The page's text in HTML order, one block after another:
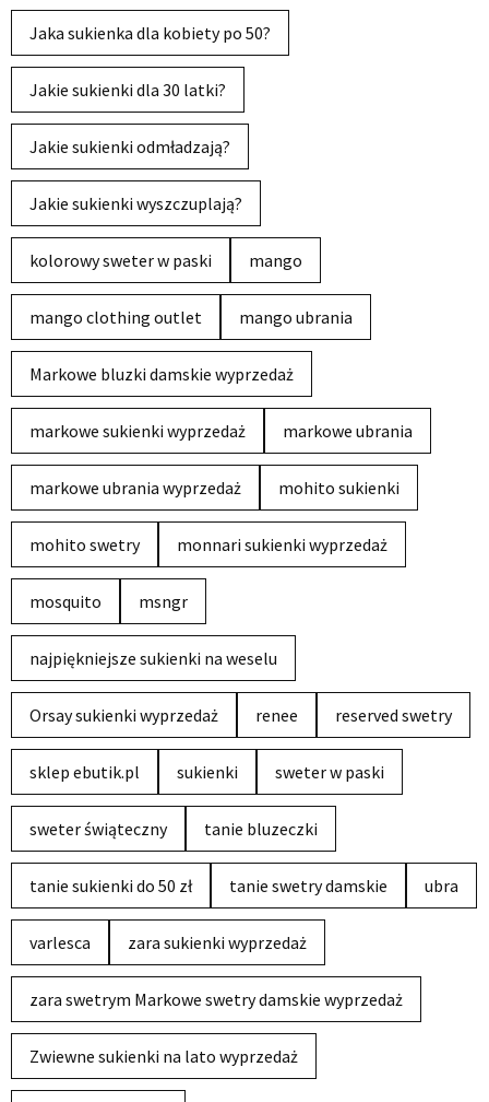
Jaka sukienka dla kobiety po 50?
Jakie sukienki dla 30 latki?
Jakie sukienki odmładzają?
Jakie sukienki wyszczuplają?
kolorowy sweter w paski mango
mango clothing outlet mango ubrania
Markowe bluzki damskie wyprzedaż
markowe sukienki wyprzedaż markowe ubrania
markowe ubrania wyprzedaż mohito sukienki
mohito swetry monnari sukienki wyprzedaż
mosquito msngr
najpiękniejsze sukienki na weselu
Orsay sukienki wyprzedaż renee reserved swetry
sklep ebutik.pl sukienki sweter w paski
sweter świąteczny tanie bluzeczki
tanie sukienki do 50 zł tanie swetry damskie ubra
varlesca zara sukienki wyprzedaż
zara swetrym Markowe swetry damskie wyprzedaż
Zwiewne sukienki na lato wyprzedaż